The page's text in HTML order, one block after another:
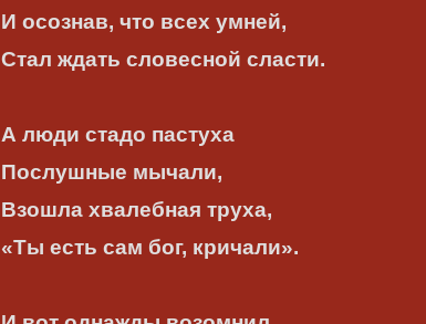
И осознав, что всех умней,
Стал ждать словесной сласти.
А люди стадо пастуха
Послушные мычали,
Взошла хвалебная труха,
«Ты есть сам бог, кричали».